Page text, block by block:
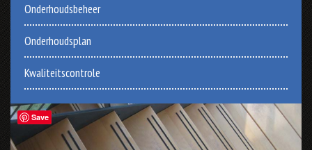
Onderhoudsbeheer
Onderhoudsplan
Kwaliteitscontrole
Save